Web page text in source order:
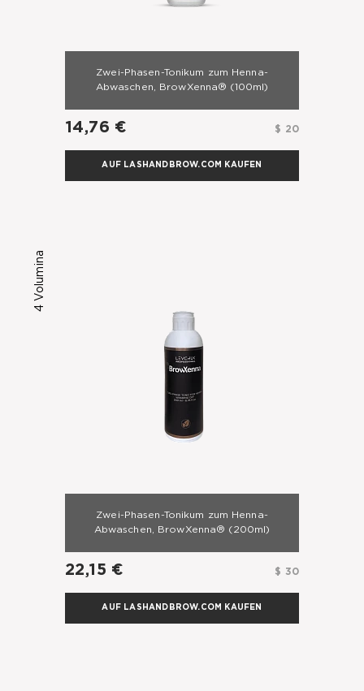
Zwei-Phasen-Tonikum zum Henna-
Abwaschen, BrowXenna® (100ml)
14,76 € $ 20
AUF LASHANDBROW.COM KAUFEN
4 Volumina
Zwei-Phasen-Tonikum zum Henna-
Abwaschen, BrowXenna® (200ml)
22,15 € $ 30
AUF LASHANDBROW.COM KAUFEN